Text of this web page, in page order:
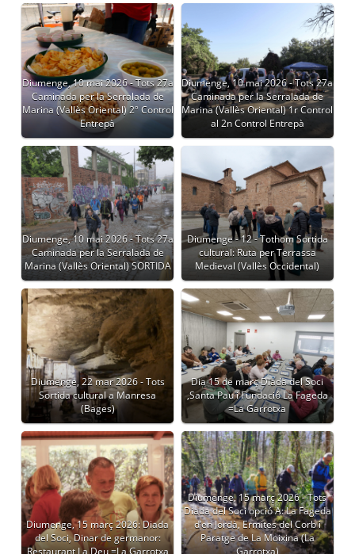
Diumenge, 10 mai 2026 - Tots 27a
Caminada per la Serralada de
Marina (Vallès Oriental) 2º Control
Entrepà
Diumenge, 10 mai 2026 - Tots 27a
Caminada per la Serralada de
Marina (Vallès Oriental) 1r Control
al 2n Control Entrepà
Diumenge, 10 mai 2026 - Tots 27a
Caminada per la Serralada de
Marina (Vallès Oriental) SORTIDA
Diumenge - 12 - Tothom Sortida
cultural: Ruta per Terrassa
Medieval (Vallès Occidental)
Diumenge, 22 mar 2026 - Tots
Sortida cultural a Manresa
(Bages)
Dia 15 de març Diada del Soci
,Santa Pau i Fundació La Fageda
=La Garrotxa
Diumenge, 15 març 2026: Diada
del Soci, Dinar de germanor:
Restaurant La Deu =La Garrotxa
Diumenge, 15 març 2026 - Tots
Diada del Soci opció A: La Fageda
d’en Jordà, Ermites del Corb i
Paratge de La Moixina (La
Garrotxa)